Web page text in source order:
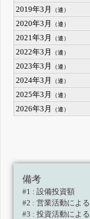
2019年3月
（連）
2020年3月
（連）
2021年3月
（連）
2022年3月
（連）
2023年3月
（連）
2024年3月
（連）
2025年3月
（連）
2026年3月
（連）
備考
#1 : 設備投資額
#2 : 営業活動によ
#3 : 投資活動によ